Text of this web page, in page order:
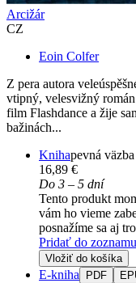
Arcižár
CZ
Eoin Colfer
Z pera autora
vtipný, velesvižný
film Flashdance a žije
bažinách...
Knihapevná väzba
16,89 €
Do 3 – 5 dní
Tento produkt
vám ho vieme
posnažíme sa aj
Pridať do zoznamu
Vložiť do košíka
E-kniha PDF